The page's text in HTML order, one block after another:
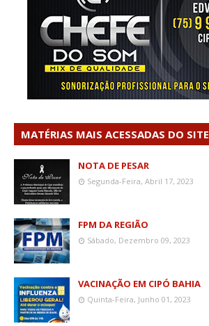
MATÉRIAS MAIS ACESSADAS DO SITE
NOTA DE PESAR
Segunda-Feira, Abril 17, 2023
FPM DA REGIÃO
Sábado, Dezembro 09, 2023
VACINAÇÃO EM CIPÓ BAHIA
Quinta-Feira, Junho 01, 2023